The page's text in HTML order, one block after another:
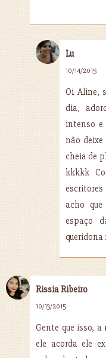
Lu
10/14/2015
Oi Aline,
dia,
intenso e
não
cheia de
kkkkk
acho
espaço
queridona
Rissia Ribeiro
10/13/2015
Gente que isso,
ele acorda ele